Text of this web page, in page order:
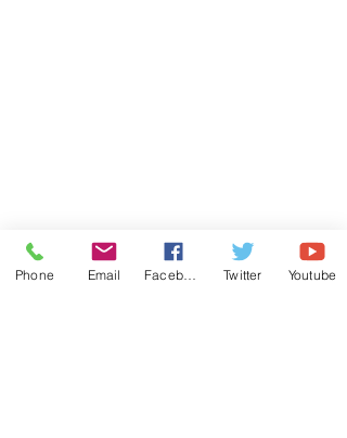
Phone Email Twitter Youtube